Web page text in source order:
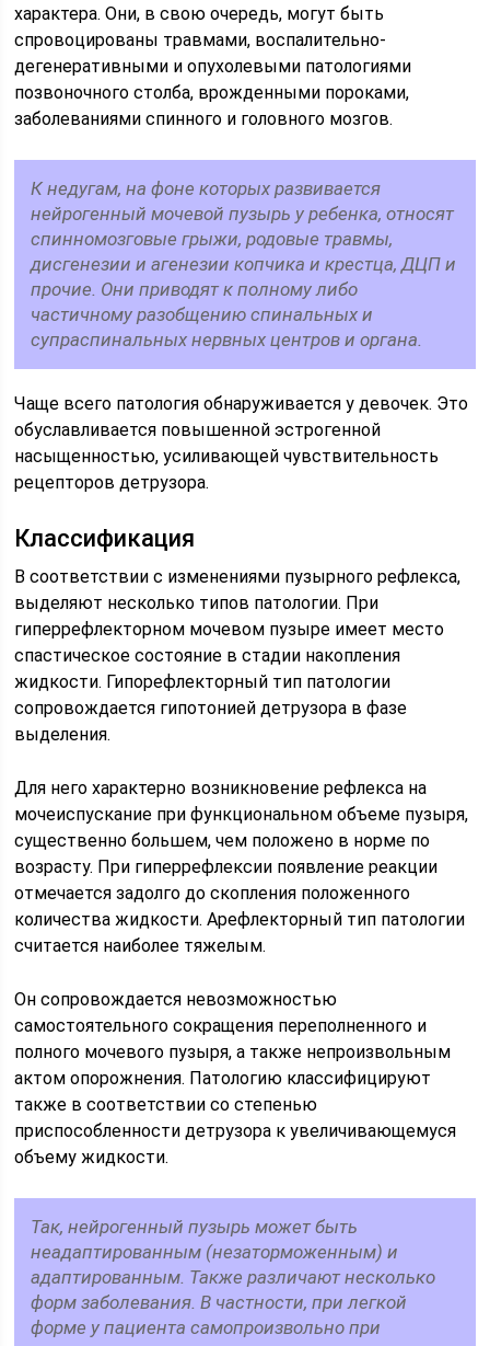
характера. Они, в свою очередь, могут быть
спровоцированы травмами, воспалительно-
дегенеративными и опухолевыми патологиями
позвоночного столба, врожденными пороками,
заболеваниями спинного и головного мозгов.
К недугам, на фоне которых развивается
нейрогенный мочевой пузырь у ребенка, относят
спинномозговые грыжи, родовые травмы,
дисгенезии и агенезии копчика и крестца, ДЦП и
прочие. Они приводят к полному либо
частичному разобщению спинальных и
супраспинальных нервных центров и органа.
Чаще всего патология обнаруживается у девочек. Это
обуславливается повышенной эстрогенной
насыщенностью, усиливающей чувствительность
рецепторов детрузора.
Классификация
В соответствии с изменениями пузырного рефлекса,
выделяют несколько типов патологии. При
гиперрефлекторном мочевом пузыре имеет место
спастическое состояние в стадии накопления
жидкости. Гипорефлекторный тип патологии
сопровождается гипотонией детрузора в фазе
выделения.
Для него характерно возникновение рефлекса на
мочеиспускание при функциональном объеме пузыря,
существенно большем, чем положено в норме по
возрасту. При гиперрефлексии появление реакции
отмечается задолго до скопления положенного
количества жидкости. Арефлекторный тип патологии
считается наиболее тяжелым.
Он сопровождается невозможностью
самостоятельного сокращения переполненного и
полного мочевого пузыря, а также непроизвольным
актом опорожнения. Патологию классифицируют
также в соответствии со степенью
приспособленности детрузора к увеличивающемуся
объему жидкости.
Так, нейрогенный пузырь может быть
неадаптированным (незаторможенным) и
адаптированным. Также различают несколько
форм заболевания. В частности, при легкой
форме у пациента самопроизвольно при